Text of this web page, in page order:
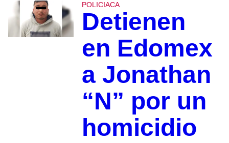
POLICIACA
Detienen
en Edomex
a Jonathan
“N” por un
homicidio